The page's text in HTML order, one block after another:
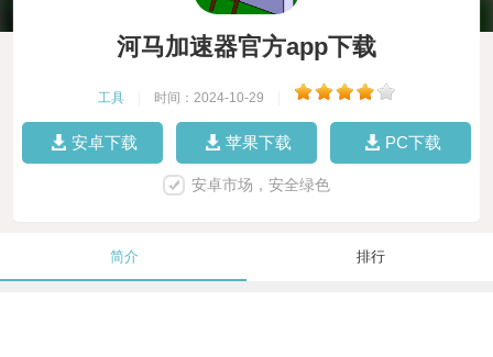
河马加速器官方app下载
工具 时间：2024-10-29
安卓下载 苹果下载 PC下载
安卓市场，安全绿色
简介 排行